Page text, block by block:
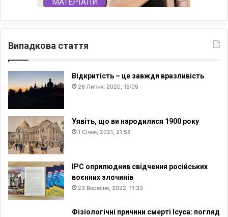
Випадкова стаття
Відкритість – це завжди вразливість
26 Липня, 2020, 15:05
Уявіть, що ви народилися 1900 року
1 Січня, 2021, 21:58
ІРС оприлюднив свідчення російських
воєнних злочинів
23 Вересня, 2022, 11:33
Фізіологічні причини смерті Ісуса: погляд